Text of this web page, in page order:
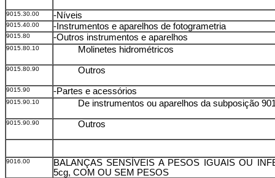
9015.30.00 -Níveis
9015.40.00 -Instrumentos e aparelhos de fotogrametria
9015.80 -Outros instrumentos e aparelhos
9015.80.10 Molinetes hidrométricos
9015.80.90 Outros
9015.90 -Partes e acessórios
9015.90.10 De instrumentos ou aparelhos da subposição
9015.90.90 Outros
9016.00
BALANÇAS SENSÍVEIS A PESOS IGUAIS OU
5cg, COM OU SEM PESOS